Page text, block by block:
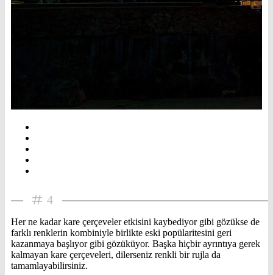
4
Her ne kadar kare çerçeveler etkisini kaybediyor gibi gözükse de
farklı renklerin kombiniyle birlikte eski popülaritesini geri
kazanmaya başlıyor gibi gözüküyor. Başka hiçbir ayrıntıya gerek
kalmayan kare çerçeveleri, dilerseniz renkli bir rujla da
tamamlayabilirsiniz.